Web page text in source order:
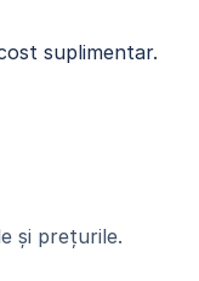
suplimentar.
și prețurile.